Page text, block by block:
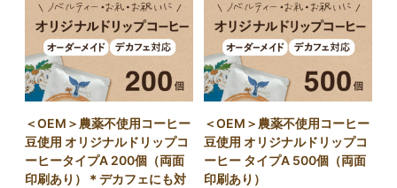
＜OEM＞農薬不使用コーヒー
豆使用 オリジナルドリップコ
ーヒータイプA 200個（両面
印刷あり）＊デカフェにも対
＜OEM＞農薬不使用コーヒー
豆使用 オリジナルドリップコ
ーヒー タイプA 500個（両面
印刷あり）